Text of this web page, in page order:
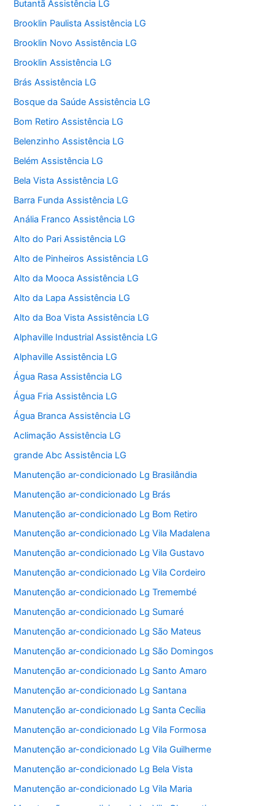
Butantã Assistência LG
Brooklin Paulista Assistência LG
Brooklin Novo Assistência LG
Brooklin Assistência LG
Brás Assistência LG
Bosque da Saúde Assistência LG
Bom Retiro Assistência LG
Belenzinho Assistência LG
Belém Assistência LG
Bela Vista Assistência LG
Barra Funda Assistência LG
Anália Franco Assistência LG
Alto do Pari Assistência LG
Alto de Pinheiros Assistência LG
Alto da Mooca Assistência LG
Alto da Lapa Assistência LG
Alto da Boa Vista Assistência LG
Alphaville Industrial Assistência LG
Alphaville Assistência LG
Água Rasa Assistência LG
Água Fria Assistência LG
Água Branca Assistência LG
Aclimação Assistência LG
grande Abc Assistência LG
Manutenção ar-condicionado Lg Brasilândia
Manutenção ar-condicionado Lg Brás
Manutenção ar-condicionado Lg Bom Retiro
Manutenção ar-condicionado Lg Vila Madalena
Manutenção ar-condicionado Lg Vila Gustavo
Manutenção ar-condicionado Lg Vila Cordeiro
Manutenção ar-condicionado Lg Tremembé
Manutenção ar-condicionado Lg Sumaré
Manutenção ar-condicionado Lg São Mateus
Manutenção ar-condicionado Lg São Domingos
Manutenção ar-condicionado Lg Santo Amaro
Manutenção ar-condicionado Lg Santana
Manutenção ar-condicionado Lg Santa Cecília
Manutenção ar-condicionado Lg Vila Formosa
Manutenção ar-condicionado Lg Vila Guilherme
Manutenção ar-condicionado Lg Bela Vista
Manutenção ar-condicionado Lg Vila Maria